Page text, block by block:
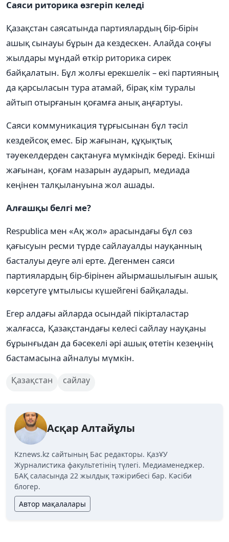
Саяси риторика өзгеріп келеді
Қазақстан саясатында партиялардың бір-бірін
ашық сынауы бұрын да кездескен. Алайда соңғы
жылдары мұндай өткір риторика сирек
байқалатын. Бұл жолғы ерекшелік – екі партияның
да қарсыласын тура атамай, бірақ кім туралы
айтып отырғанын қоғамға анық аңғартуы.
Саяси коммуникация тұрғысынан бұл тәсіл
кездейсоқ емес. Бір жағынан, құқықтық
тәуекелдерден сақтануға мүмкіндік береді. Екінші
жағынан, қоғам назарын аударып, медиада
кеңінен талқылануына жол ашады.
Алғашқы белгі ме?
Respublica мен «Ақ жол» арасындағы бұл сөз
қағысуын ресми түрде сайлауалды науқанның
басталуы деуге әлі ерте. Дегенмен саяси
партиялардың бір-бірінен айырмашылығын ашық
көрсетуге ұмтылысы күшейгені байқалады.
Егер алдағы айларда осындай пікірталастар
жалғасса, Қазақстандағы келесі сайлау науқаны
бұрынғыдан да бәсекелі әрі ашық өтетін кезеңнің
бастамасына айналуы мүмкін.
Қазақстан сайлау
Асқар Алтайұлы
Kznews.kz сайтының Бас редакторы. ҚазҰУ
Журналистика факультетінің түлегі. Медиаменеджер.
БАҚ саласында 22 жылдық тәжірибесі бар. Кәсіби
блогер.
Автор мақалалары